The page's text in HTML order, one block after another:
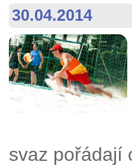
30.04.2014
svaz pořádají